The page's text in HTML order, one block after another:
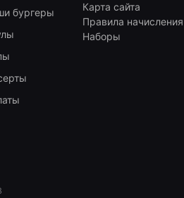
бургеры
Карта сайта
Правила
Наборы